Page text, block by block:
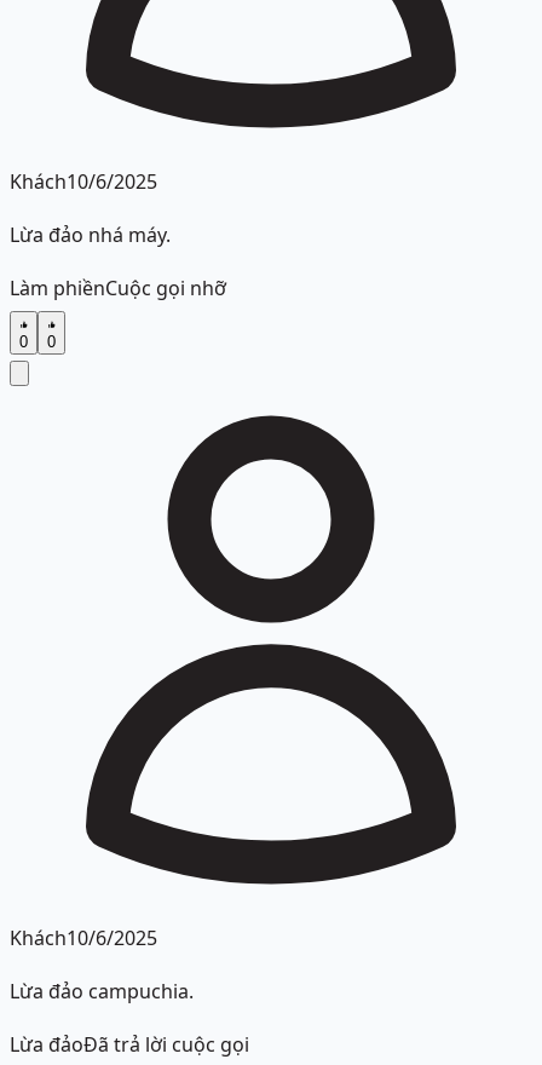
Khách10/6/2025
Lừa đảo nhá máy.
Làm phiềnCuộc gọi nhỡ
0 0
Khách10/6/2025
Lừa đảo campuchia.
Lừa đảoĐã trả lời cuộc gọi